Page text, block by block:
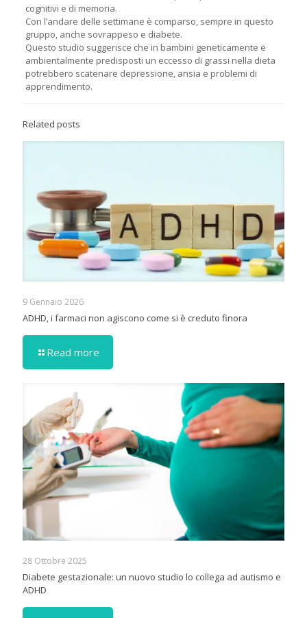
cognitivi e di memoria.
Con l’andare delle settimane è comparso, sempre in questo
gruppo, anche sovrappeso e diabete.
Questo studio suggerisce che in bambini geneticamente e
ambientalmente predisposti un eccesso di grassi nella dieta
potrebbero scatenare depressione, ansia e problemi di
apprendimento.
Related posts
9 Gennaio 2026
ADHD, i farmaci non agiscono come si è creduto finora
Read more
28 Ottobre 2025
Diabete gestazionale: un nuovo studio lo collega ad autismo e
ADHD